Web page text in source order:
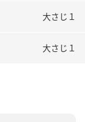
大さじ１
大さじ１